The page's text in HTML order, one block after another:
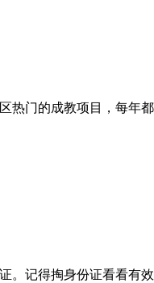
热门的成教项目，每年
。记得掏身份证看看有